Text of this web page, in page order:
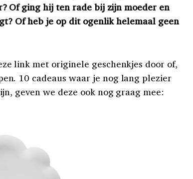
Of ging hij ten rade bij zijn moeder en
Of heb je op dit ogenlik helemaal geen
link met originele geschenkjes door of,
10 cadeaus waar je nog lang plezier
geven we deze ook nog graag mee: